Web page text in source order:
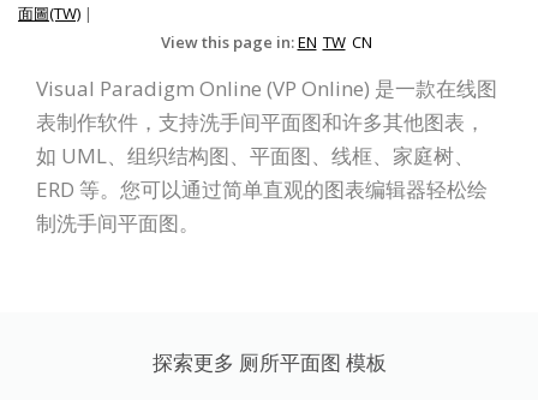
面圖(TW) |
View this page in:EN TW CN
Visual Paradigm Online (VP Online) 是一款在线图
表制作软件，支持洗手间平面图和许多其他图表，
如 UML、组织结构图、平面图、线框、家庭树、
ERD 等。您可以通过简单直观的图表编辑器轻松绘
制洗手间平面图。
探索更多 厕所平面图 模板